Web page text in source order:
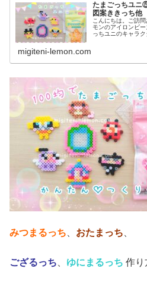
たまごっちユニ
図案ききっち他
こんにちは。ご訪
モンのアイロンビ
っちユニのキャラ
migiteni-lemon.com
みつまるっち おたまっち
ござるっち、 ゆにまるっち 作り